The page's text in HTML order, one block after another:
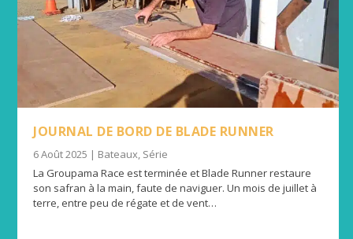
JOURNAL DE BORD DE BLADE RUNNER
6 Août 2025 | Bateaux, Série
La Groupama Race est terminée et Blade Runner restaure
son safran à la main, faute de naviguer. Un mois de juillet à
terre, entre peu de régate et de vent…